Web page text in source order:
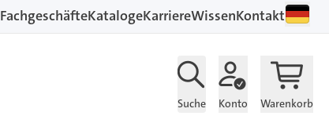
FachgeschäfteKatalogeKarriereWissenKontakt
Suche Konto Warenkorb